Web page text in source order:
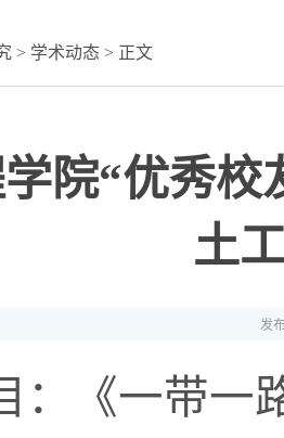
> 学术动态 > 正文
院“优秀
土
发
：《一带一